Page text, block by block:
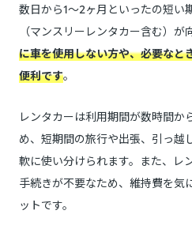
数日から1～2ヶ月といったの短い
（マンスリーレンタカー含む）が
に車を使用しない方や、必要なと
便利です。
レンタカーは利用期間が数時間か
め、短期間の旅行や出張、引っ越
軟に使い分けられます。また、レ
手続きが不要なため、維持費を気
ットです。